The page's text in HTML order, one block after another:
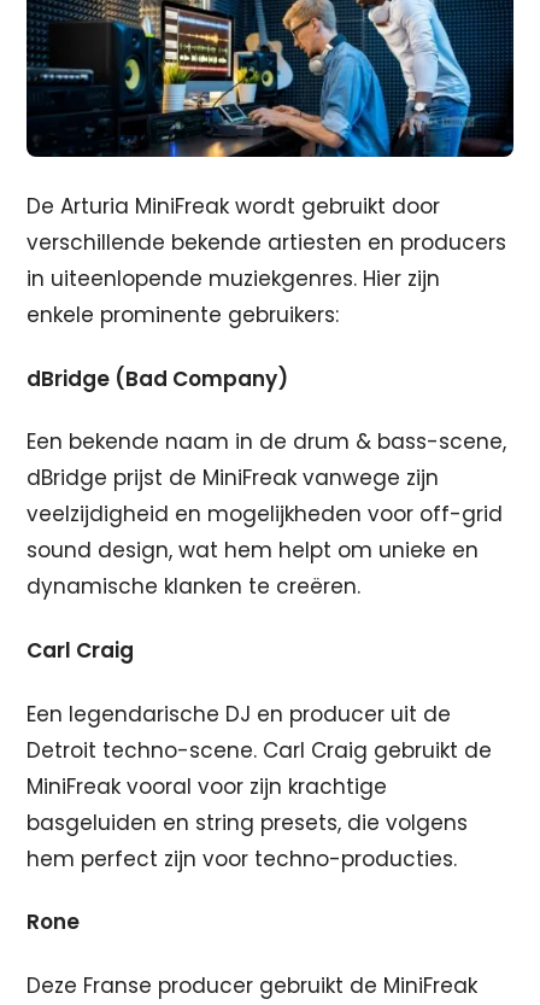
De Arturia MiniFreak wordt gebruikt door
verschillende bekende artiesten en producers
in uiteenlopende muziekgenres. Hier zijn
enkele prominente gebruikers:
dBridge (Bad Company)
Een bekende naam in de drum & bass-scene,
dBridge prijst de MiniFreak vanwege zijn
veelzijdigheid en mogelijkheden voor off-grid
sound design, wat hem helpt om unieke en
dynamische klanken te creëren.
Carl Craig
Een legendarische DJ en producer uit de
Detroit techno-scene. Carl Craig gebruikt de
MiniFreak vooral voor zijn krachtige
basgeluiden en string presets, die volgens
hem perfect zijn voor techno-producties.
Rone
Deze Franse producer gebruikt de MiniFreak